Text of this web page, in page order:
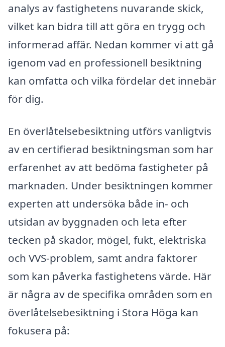
analys av fastighetens nuvarande skick,
vilket kan bidra till att göra en trygg och
informerad affär. Nedan kommer vi att gå
igenom vad en professionell besiktning
kan omfatta och vilka fördelar det innebär
för dig.
En överlåtelsebesiktning utförs vanligtvis
av en certifierad besiktningsman som har
erfarenhet av att bedöma fastigheter på
marknaden. Under besiktningen kommer
experten att undersöka både in- och
utsidan av byggnaden och leta efter
tecken på skador, mögel, fukt, elektriska
och VVS-problem, samt andra faktorer
som kan påverka fastighetens värde. Här
är några av de specifika områden som en
överlåtelsebesiktning i Stora Höga kan
fokusera på: